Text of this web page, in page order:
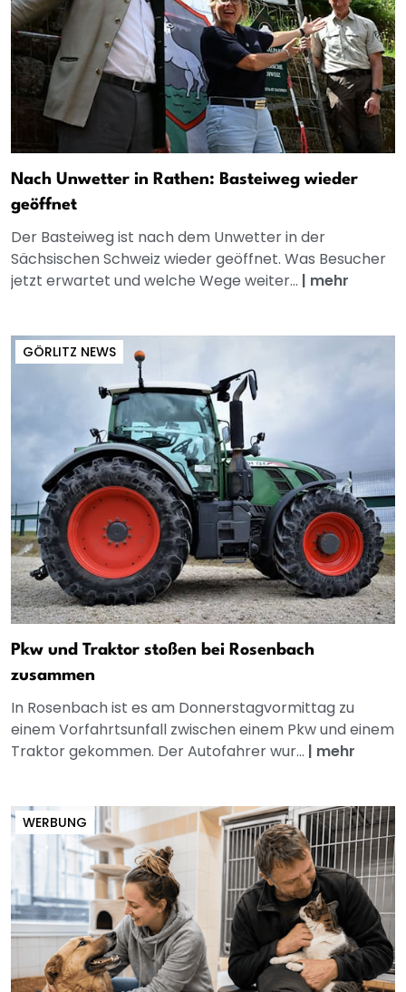
Nach Unwetter in Rathen: Basteiweg wieder
geöffnet
Der Basteiweg ist nach dem Unwetter in der
Sächsischen Schweiz wieder geöffnet. Was Besucher
jetzt erwartet und welche Wege weiter... | mehr
GÖRLITZ NEWS
Pkw und Traktor stoßen bei Rosenbach
zusammen
In Rosenbach ist es am Donnerstagvormittag zu
einem Vorfahrtsunfall zwischen einem Pkw und einem
Traktor gekommen. Der Autofahrer wur... | mehr
WERBUNG